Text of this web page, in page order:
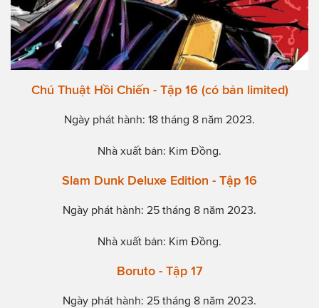
Chú Thuật Hồi Chiến - Tập 16 (có bản limited)
Ngày phát hành: 18 tháng 8 năm 2023.
Nhà xuất bản: Kim Đồng.
Slam Dunk Deluxe Edition - Tập 16
Ngày phát hành: 25 tháng 8 năm 2023.
Nhà xuất bản: Kim Đồng.
Boruto - Tập 17
Ngày phát hành: 25 tháng 8 năm 2023.